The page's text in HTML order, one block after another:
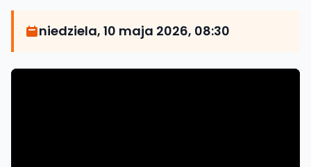
niedziela, 10 maja 2026, 08:30